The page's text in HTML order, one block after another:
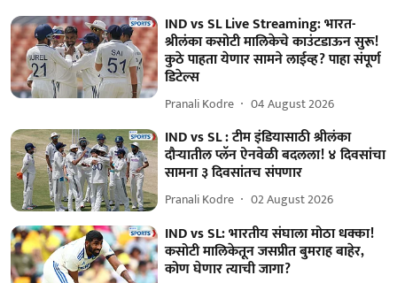
IND vs SL Live Streaming: भारत-
श्रीलंका कसोटी मालिकेचे काउंटडाऊन सुरू!
कुठे पाहता येणार सामने लाईव्ह? पाहा संपूर्ण
डिटेल्स
Pranali Kodre 04 August 2026
IND vs SL : टीम इंडियासाठी श्रीलंका
दौऱ्यातील प्लॅन ऐनवेळी बदलला! ४ दिवसांचा
सामना ३ दिवसांतच संपणार
Pranali Kodre 02 August 2026
IND vs SL: भारतीय संघाला मोठा धक्का!
कसोटी मालिकेतून जसप्रीत बुमराह बाहेर,
कोण घेणार त्याची जागा?